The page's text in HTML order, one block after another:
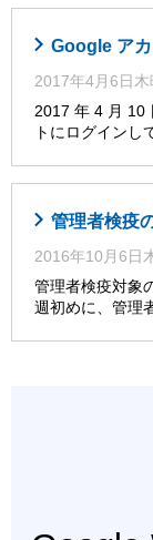
Google ア
2017年4月6日木
2017 年 4 月 10
トにログイン
管理者検疫
2016年10月6日
管理者検疫対象
週初めに、管理